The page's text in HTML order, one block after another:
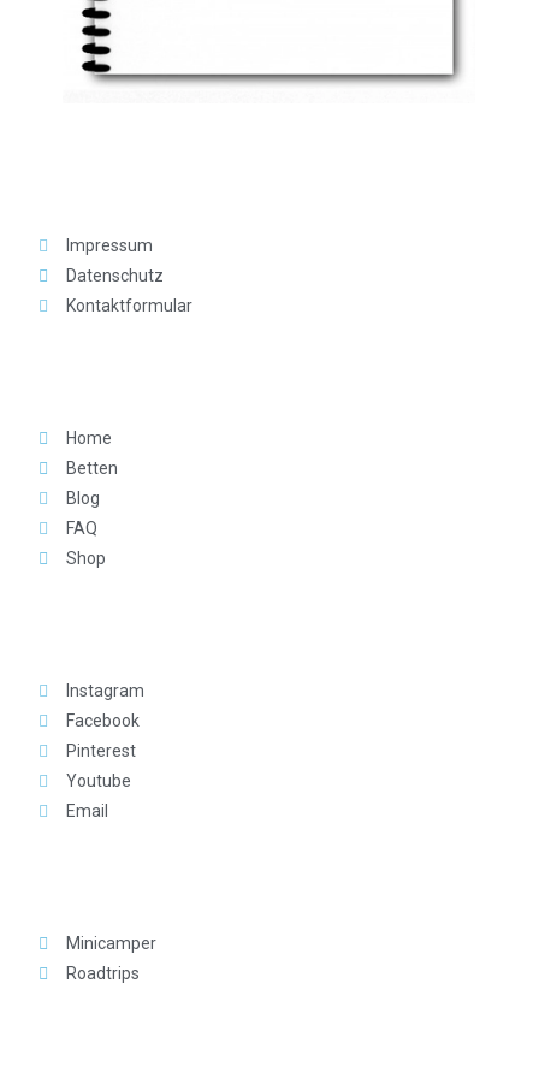
Impressum
Datenschutz
Kontaktformular
Home
Betten
Blog
FAQ
Shop
Instagram
Facebook
Pinterest
Youtube
Email
Minicamper
Roadtrips